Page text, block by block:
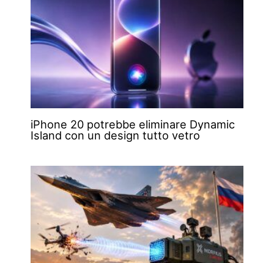
iPhone 20 potrebbe eliminare Dynamic
Island con un design tutto vetro